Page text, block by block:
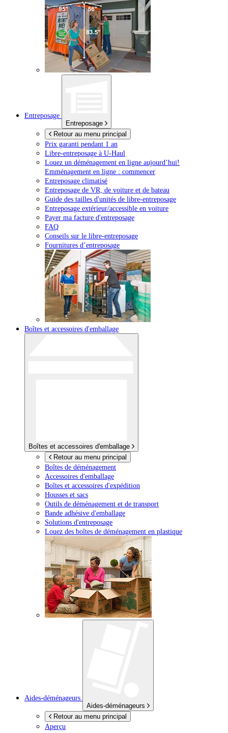
Entreposage
Entreposage
Retour au menu principal
Prix garanti pendant 1 an
Libre-entreposage à U-Haul
Louez un déménagement en ligne aujourd’hui!
Emménagement en ligne : commencer
Entreposage climatisé
Entreposage de VR, de voiture et de bateau
Guide des tailles d'unités de libre-entreposage
Entreposage extérieur/accessible en voiture
Payer ma facture d'entreposage
FAQ
Conseils sur le libre-entreposage
Fournitures d’entreposage
Boîtes et accessoires d'emballage
Boîtes et accessoires d'emballage
Retour au menu principal
Boîtes de déménagement
Accessoires d'emballage
Boîtes et accessoires d'expédition
Housses et sacs
Outils de déménagement et de transport
Bande adhésive d'emballage
Solutions d'entreposage
Louez des boîtes de déménagement en plastique
Aides-déménageurs
Aides-déménageurs
Retour au menu principal
Aperçu